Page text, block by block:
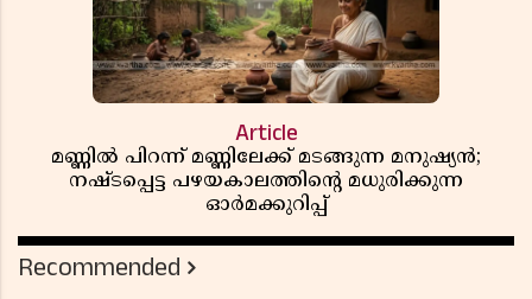
Article
മണ്ണിൽ പിറന്ന് മണ്ണിലേക്ക് മടങ്ങുന്ന മനുഷ്യൻ;
നഷ്ടപ്പെട്ട പഴയകാലത്തിൻ്റെ മധുരിക്കുന്ന
ഓർമക്കുറിപ്പ്
Recommended